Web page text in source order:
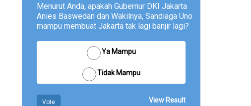
Menurut Anda, apakah Gubernur DKI Jakarta
Anies Baswedan dan Wakilnya, Sandiaga Uno
mampu membuat Jakarta tak lagi banjir lagi?
Ya Mampu
Tidak Mampu
Vote View Result